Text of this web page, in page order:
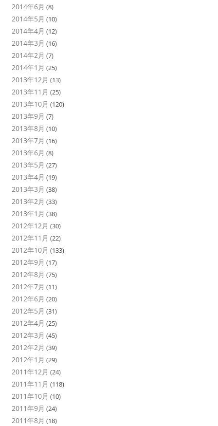
2014年6月 (8)
2014年5月 (10)
2014年4月 (12)
2014年3月 (16)
2014年2月 (7)
2014年1月 (25)
2013年12月 (13)
2013年11月 (25)
2013年10月 (120)
2013年9月 (7)
2013年8月 (10)
2013年7月 (16)
2013年6月 (8)
2013年5月 (27)
2013年4月 (19)
2013年3月 (38)
2013年2月 (33)
2013年1月 (38)
2012年12月 (30)
2012年11月 (22)
2012年10月 (133)
2012年9月 (17)
2012年8月 (75)
2012年7月 (11)
2012年6月 (20)
2012年5月 (31)
2012年4月 (25)
2012年3月 (45)
2012年2月 (39)
2012年1月 (29)
2011年12月 (24)
2011年11月 (118)
2011年10月 (10)
2011年9月 (24)
2011年8月 (18)